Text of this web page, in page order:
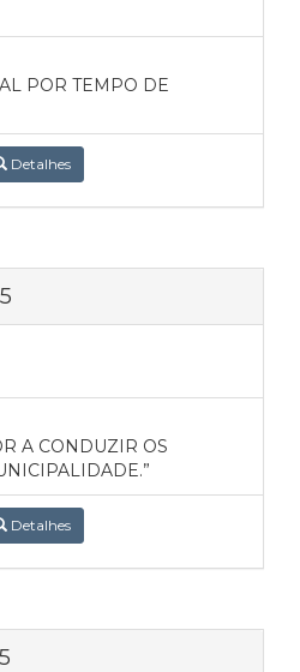
POR TEMPO DE
Detalhes
A CONDUZIR OS
Detalhes